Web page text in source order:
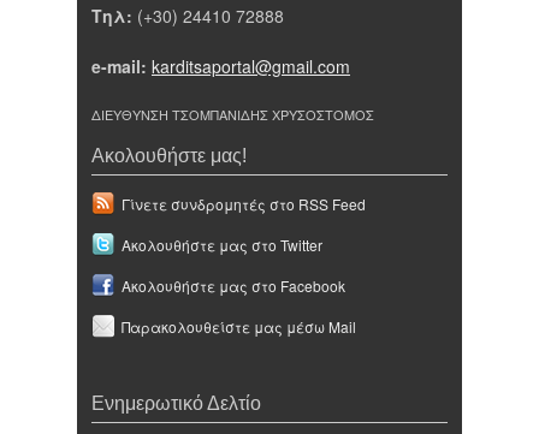
Τηλ: (+30) 24410 72888
e-mail: karditsaportal@gmail.com
ΔΙΕΥΘΥΝΣΗ ΤΣΟΜΠΑΝΙΔΗΣ ΧΡΥΣΟΣΤΟΜΟΣ
Ακολουθήστε μας!
Γίνετε συνδρομητές στο RSS Feed
Ακολουθήστε μας στο Twitter
Ακολουθήστε μας στο Facebook
Παρακολουθείστε μας μέσω Mail
Ενημερωτικό Δελτίο